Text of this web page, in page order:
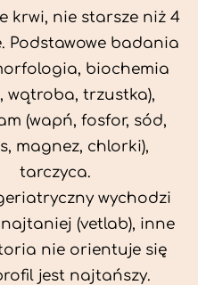
krwi, nie starsze niż 4
Podstawowe badania
biochemia
wątroba, trzustka),
(wapń, fosfor, sód,
magnez, chlorki),
tarczyca.
wychodzi
(vetlab), inne
nie orientuje się
jest najtańszy.